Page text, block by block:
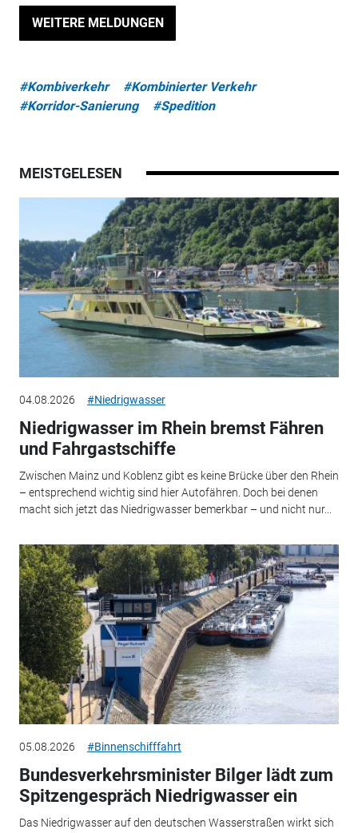
WEITERE MELDUNGEN
#Kombiverkehr
#Kombinierter Verkehr
#Korridor-Sanierung
#Spedition
MEISTGELESEN
04.08.2026 #Niedrigwasser
Niedrigwasser im Rhein bremst Fähren
und Fahrgastschiffe
Zwischen Mainz und Koblenz gibt es keine Brücke über den Rhein
– entsprechend wichtig sind hier Autofähren. Doch bei denen
macht sich jetzt das Niedrigwasser bemerkbar – und nicht nur...
05.08.2026 #Binnenschifffahrt
Bundesverkehrsminister Bilger lädt zum
Spitzengespräch Niedrigwasser ein
Das Niedrigwasser auf den deutschen Wasserstraßen wirkt sich